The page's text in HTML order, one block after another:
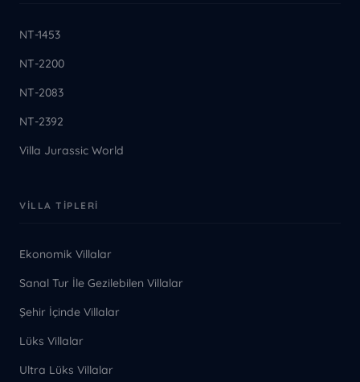
NT-1453
NT-2200
NT-2083
NT-2392
Villa Jurassic World
VILLA TIPLERI
Ekonomik Villalar
Sanal Tur İle Gezilebilen Villalar
Şehir İçinde Villalar
Lüks Villalar
Ultra Lüks Villalar